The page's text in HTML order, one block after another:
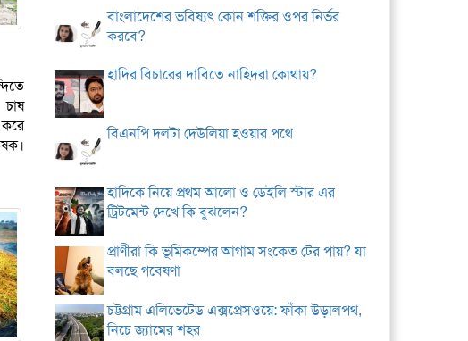
বাংলাদেশের ভবিষ্যৎ কোন শক্তির ওপর নির্ভর
করবে?
হাদির বিচারের দাবিতে নাহিদরা কোথায়?
বিএনপি দলটা দেউলিয়া হওয়ার পথে
হাদিকে নিয়ে প্রথম আলো ও ডেইলি স্টার এর
ট্রিটমেন্ট দেখে কি বুঝলেন?
প্রাণীরা কি ভূমিকম্পের আগাম সংকেত টের পায়? যা
বলছে গবেষণা
চট্টগ্রাম এলিভেটেড এক্সপ্রেসওয়ে: ফাঁকা উড়ালপথ,
নিচে জ্যামের শহর